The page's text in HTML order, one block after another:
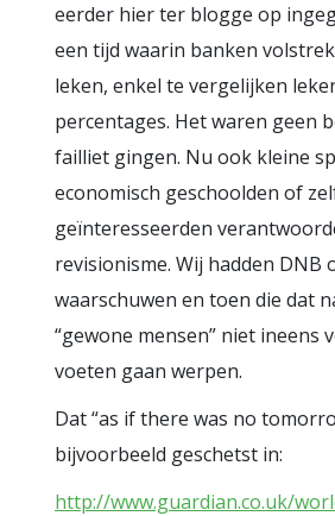
eerder hier ter blogge op
een tijd waarin banken
leken, enkel te vergelijken
percentages. Het waren geen
failliet gingen. Nu ook kleine
economisch geschoolden of
geïnteresseerden
revisionisme. Wij hadden DNB
waarschuwen en toen die dat
“gewone mensen” niet ineens
voeten gaan werpen.
Dat “as if there was no
bijvoorbeeld geschetst in:
http://www.guardian.co.uk/